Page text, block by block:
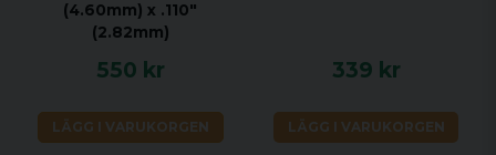
(4.60mm) x .110"
(2.82mm)
550 kr
LÄGG I VARUKORGEN
339 kr
LÄGG I VARUKORGEN